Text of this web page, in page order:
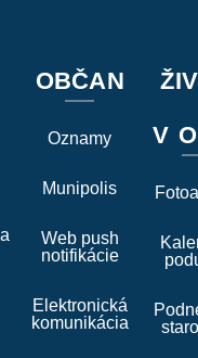
OBČAN
Oznamy
Munipolis
Web push
notifikácie
Elektronická
komunikácia
V